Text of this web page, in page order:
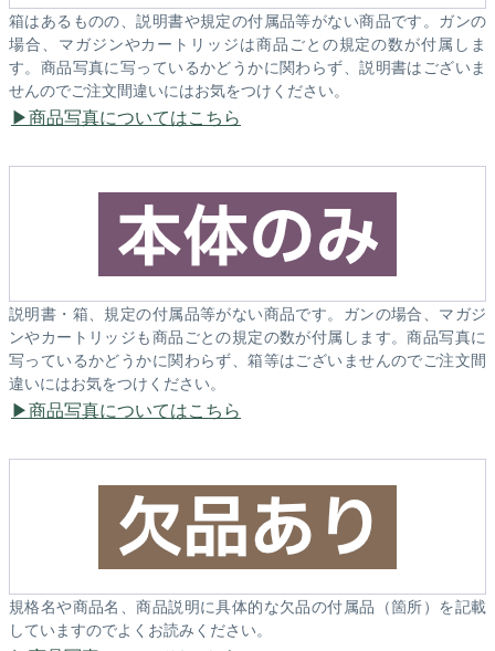
箱はあるものの、説明書や規定の付属品等がない商品です。ガンの
場合、マガジンやカートリッジは商品ごとの規定の数が付属しま
す。商品写真に写っているかどうかに関わらず、説明書はございま
せんのでご注文間違いにはお気をつけください。
商品写真についてはこちら
説明書・箱、規定の付属品等がない商品です。ガンの場合、マガジ
ンやカートリッジも商品ごとの規定の数が付属します。商品写真に
写っているかどうかに関わらず、箱等はございませんのでご注文間
違いにはお気をつけください。
商品写真についてはこちら
規格名や商品名、商品説明に具体的な欠品の付属品（箇所）を記載
していますのでよくお読みください。